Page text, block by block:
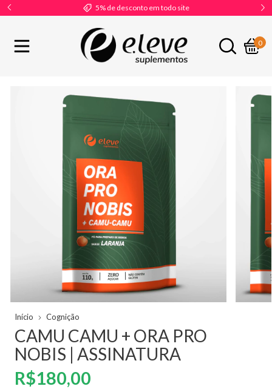
5% de desconto em todo site
0
Início Cognição
CAMU CAMU + ORA PRO
NOBIS | ASSINATURA
R$180,00